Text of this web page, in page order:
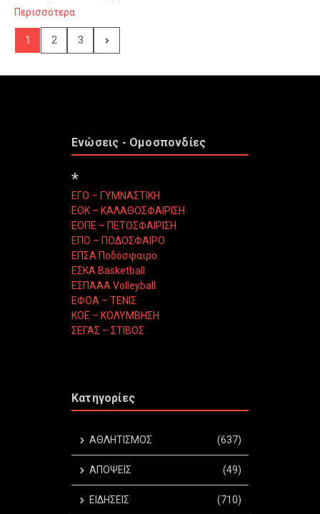
Περισσότερα
1 2 3
Ενώσεις - Ομοσπονδίες
*
ΕΓΟ – ΓΥΜΝΑΣΤΙΚΗ
ΕΟΚ – ΚΑΛΑΘΟΣΦΑΙΡΙΣΗ
ΕΟΠΕ – ΠΕΤΟΣΦΑΙΡΙΣΗ
ΕΠΟ – ΠΟΔΟΣΦΑΙΡΟ
ΕΠΣΑ Ποδόσφαιρο
ΕΣΚΑ Basketball
ΕΣΠΑΑΑ Volleyball
ΕΦΟΑ – ΤΕΝΙΣ
ΚΟΕ – ΚΟΛΥΜΒΗΣΗ
ΣΕΓΑΣ – ΣΤΙΒΟΣ
Κατηγορίες
ΑΘΛΗΤΙΣΜΟΣ (637)
ΑΠΟΨΕΙΣ (49)
ΕΙΔΗΣΕΙΣ (710)